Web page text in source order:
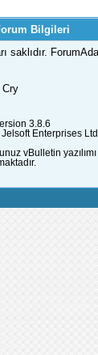
Bilgileri
saklıdır.
Cry
3.8.6
Enterprises Ltd.
vBulletin yazılımı